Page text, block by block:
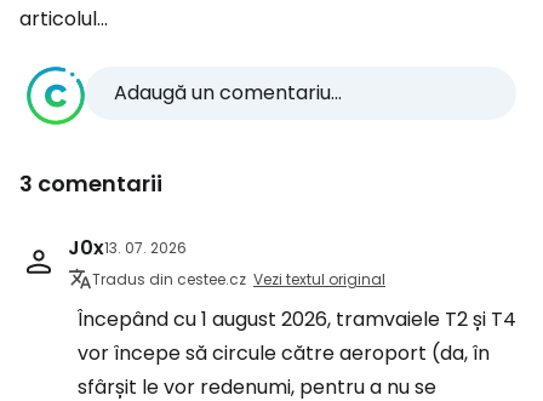
articolul...
Adaugă un comentariu...
3 comentarii
J0x13. 07. 2026
Tradus din cestee.cz Vezi textul original
Începând cu 1 august 2026, tramvaiele T2 și T4
vor începe să circule către aeroport (da, în
sfârșit le vor redenumi, pentru a nu se